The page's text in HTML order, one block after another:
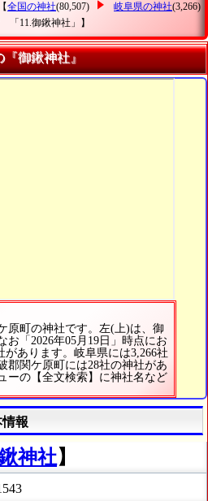
全国の神社(80,507) 岐阜県の神社(3,266)
「11.御鍬神社」 】
『御鍬神社』
原町の神社です。左(上)は、御
「2026年05月19日」時点にお
があります。岐阜県には3,266社
郡関ケ原町には28社の神社があ
ーの【全文検索】に神社名など
情報
神社】